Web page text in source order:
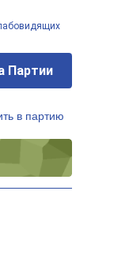
Партии
в партию